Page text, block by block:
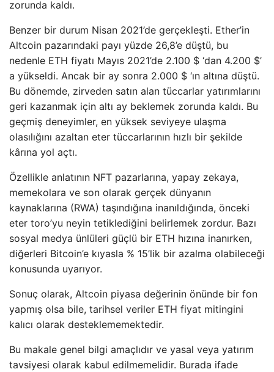
zorunda kaldı.
Benzer bir durum Nisan 2021’de gerçekleşti. Ether’in
Altcoin pazarındaki payı yüzde 26,8’e düştü, bu
nedenle ETH fiyatı Mayıs 2021’de 2.100 $ ‘dan 4.200 $’
a yükseldi. Ancak bir ay sonra 2.000 $ ‘ın altına düştü.
Bu dönemde, zirveden satın alan tüccarlar yatırımlarını
geri kazanmak için altı ay beklemek zorunda kaldı. Bu
geçmiş deneyimler, en yüksek seviyeye ulaşma
olasılığını azaltan eter tüccarlarının hızlı bir şekilde
kârına yol açtı.
Özellikle anlatının NFT pazarlarına, yapay zekaya,
memekolara ve son olarak gerçek dünyanın
kaynaklarına (RWA) taşındığına inanıldığında, önceki
eter toro’yu neyin tetiklediğini belirlemek zordur. Bazı
sosyal medya ünlüleri güçlü bir ETH hızına inanırken,
diğerleri Bitcoin’e kıyasla % 15’lik bir azalma olabileceği
konusunda uyarıyor.
Sonuç olarak, Altcoin piyasa değerinin önünde bir fon
yapmış olsa bile, tarihsel veriler ETH fiyat mitingini
kalıcı olarak desteklememektedir.
Bu makale genel bilgi amaçlıdır ve yasal veya yatırım
tavsiyesi olarak kabul edilmemelidir. Burada ifade